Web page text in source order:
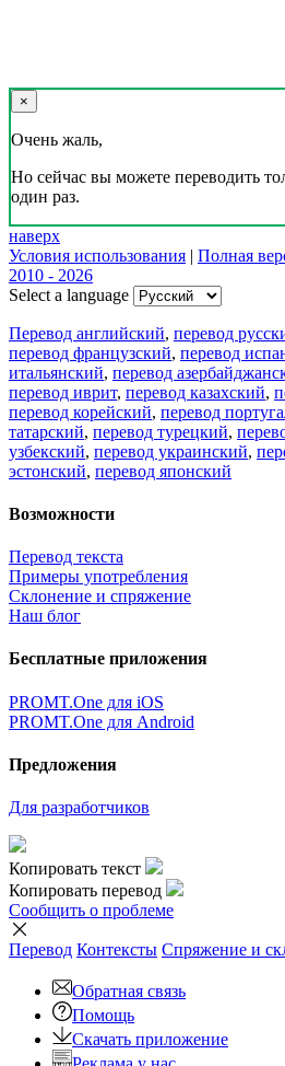
×
Очень жаль,
Но сейчас вы можете переводить
один раз.
наверх
Условия использования | Полная
2010 - 2026
Select a language
Перевод английский, перевод
перевод французский, перевод
итальянский, перевод
перевод иврит, перевод казахский,
перевод корейский, перевод
татарский, перевод турецкий,
узбекский, перевод украинский,
эстонский, перевод японский
Возможности
Перевод текста
Примеры употребления
Склонение и спряжение
Наш блог
Бесплатные приложения
PROMT.One для iOS
PROMT.One для Android
Предложения
Для разработчиков
Копировать текст
Копировать перевод
Сообщить о проблеме
Перевод Контексты Спряжение и
Обратная связь
Помощь
Скачать приложение